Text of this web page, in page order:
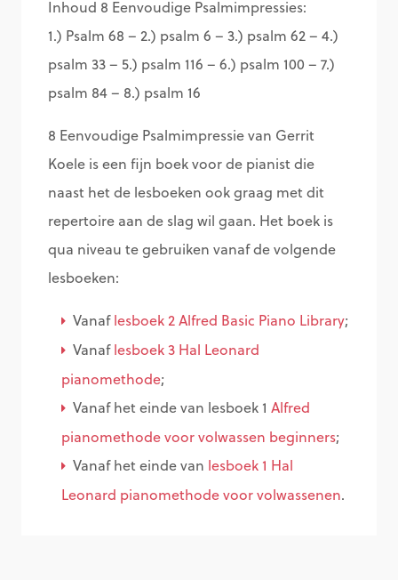
Inhoud 8 Eenvoudige Psalmimpressies:
1.) Psalm 68 – 2.) psalm 6 – 3.) psalm 62 – 4.)
psalm 33 – 5.) psalm 116 – 6.) psalm 100 – 7.)
psalm 84 – 8.) psalm 16
8 Eenvoudige Psalmimpressie van Gerrit
Koele is een fijn boek voor de pianist die
naast het de lesboeken ook graag met dit
repertoire aan de slag wil gaan. Het boek is
qua niveau te gebruiken vanaf de volgende
lesboeken:
Vanaflesboek 2 Alfred Basic Piano Library;
Vanaflesboek 3 Hal Leonard
pianomethode;
Vanaf het einde van lesboek 1 Alfred
pianomethode voor volwassen beginners;
Vanaf het einde van lesboek 1 Hal
Leonard pianomethode voor volwassenen.